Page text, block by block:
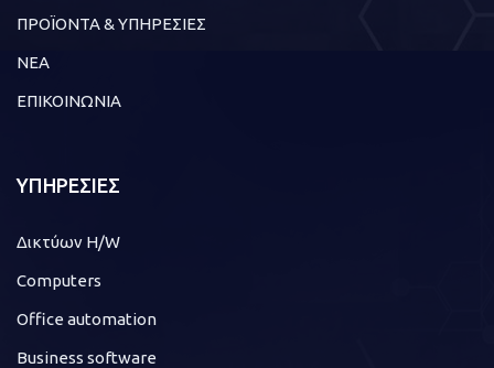
ΠΡΟΪΟΝΤΑ & ΥΠΗΡΕΣΙΕΣ
ΝΕΑ
ΕΠΙΚΟΙΝΩΝΙΑ
ΥΠΗΡΕΣΙΕΣ
Δικτύων H/W
Computers
Office automation
Business software